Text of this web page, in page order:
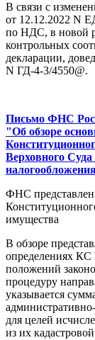
В связи с
от 12.12.2022 N
по НДС, в новой
контрольных
декларации,
N ГД-4-3/4550@.
Письмо ФНС
"Об обзоре
Верховного
ФНС
имущества
В обзоре
определениях КС
положений
процедуру
указывается
для целей
из их